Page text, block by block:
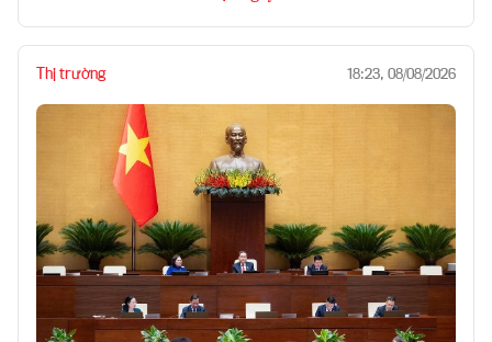
Thị trường 18:23, 08/08/2026